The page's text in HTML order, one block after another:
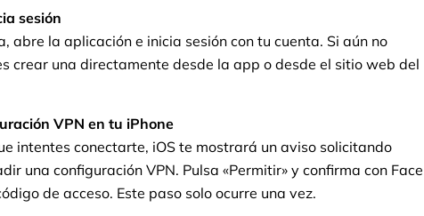
sesión
abre la aplicación e inicia sesión con tu cuenta. Si aún no
crear una directamente desde la app o desde el sitio web del
VPN en tu iPhone
intentes conectarte, iOS te mostrará un aviso solicitando
una configuración VPN. Pulsa «Permitir» y confirma con Face
de acceso. Este paso solo ocurre una vez.